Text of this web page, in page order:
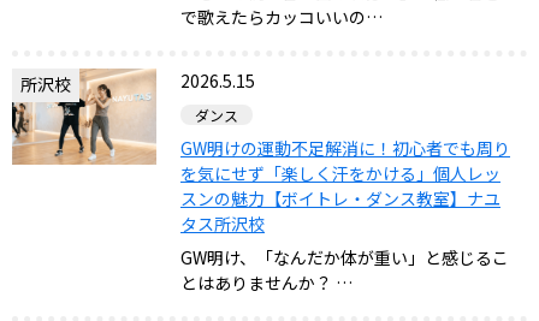
で歌えたらカッコいいの…
所沢校 2026.5.15
ダンス
GW明けの運動不足解消に！初心者でも周り
を気にせず「楽しく汗をかける」個人レッ
スンの魅力【ボイトレ・ダンス教室】ナユ
タス所沢校
GW明け、「なんだか体が重い」と感じるこ
とはありませんか？ …